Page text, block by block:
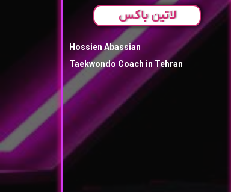
لاتین باکس
Hossien Abassian
Taekwondo Coach in Tehran